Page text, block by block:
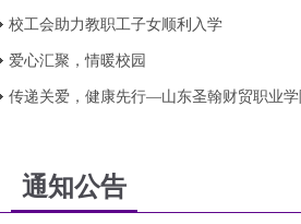
校工会助力教职工子女顺利入学
爱心汇聚，情暖校园
通知公告